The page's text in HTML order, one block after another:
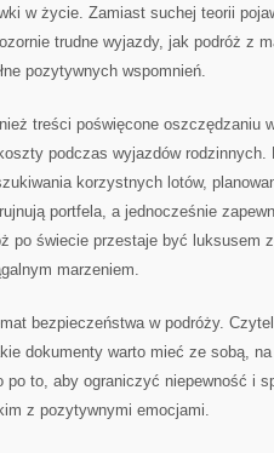
w życie. Zamiast suchej teorii
trudne wyjazdy, jak podróż z
pozytywnych wspomnień.
treści poświęcone oszczędzaniu
podczas wyjazdów rodzinnych.
korzystnych lotów,
portfela, a jednocześnie
po świecie przestaje być luksusem
marzeniem.
bezpieczeństwa w podróży.
dokumenty warto mieć ze sobą,
to, aby ograniczyć niepewność i
z pozytywnymi emocjami.